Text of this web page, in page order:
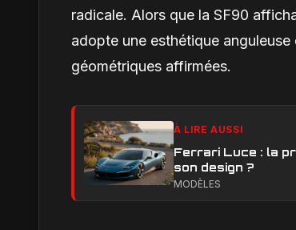
radicale. Alors que la SF90
adopte une esthétique
géométriques affirmées.
À LIRE AUSSI
Ferrari Luce : la
son design ?
MODÈLES